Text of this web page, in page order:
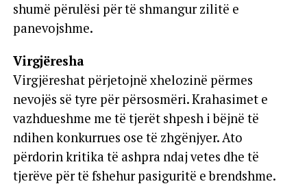
shumë përulësi për të shmangur zilitë e
panevojshme.
Virgjëresha
Virgjëreshat përjetojnë xhelozinë përmes
nevojës së tyre për përsosmëri. Krahasimet e
vazhdueshme me të tjerët shpesh i bëjnë të
ndihen konkurrues ose të zhgënjyer. Ato
përdorin kritika të ashpra ndaj vetes dhe të
tjerëve për të fshehur pasiguritë e brendshme.